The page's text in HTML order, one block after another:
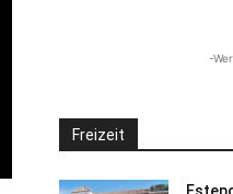
-
Freizeit